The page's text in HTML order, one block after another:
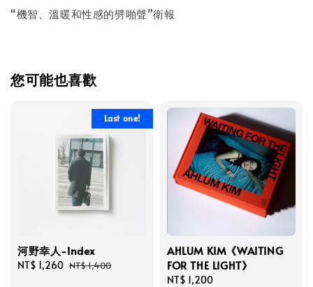
“機智、溫暖和性感的劈啪聲”衛報
您可能也喜歡
Last one!
河野幸人-Index
Sale
NT$ 1,260 Regular
NT$ 1,400
AHLUM KIM《WAITING
FOR THE LIGHT》
Regular
NT$ 1,200